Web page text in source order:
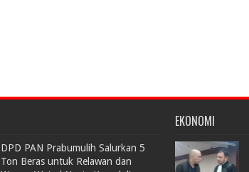
DPD PAN Prabumulih Salurkan 5
Ton Beras untuk Relawan dan
EKONOMI